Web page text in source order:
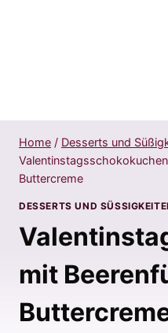
Home / Desserts und
Buttercreme
DESSERTS UND SÜSSIGKEITEN
mit